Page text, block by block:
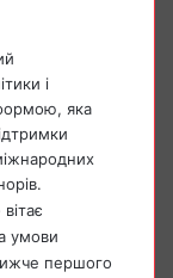
і
яка
умови
першого